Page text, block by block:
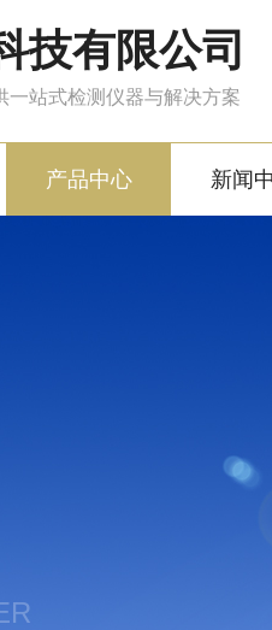
技有限公司
一站式检测仪器与解决方案
产品中心 新闻